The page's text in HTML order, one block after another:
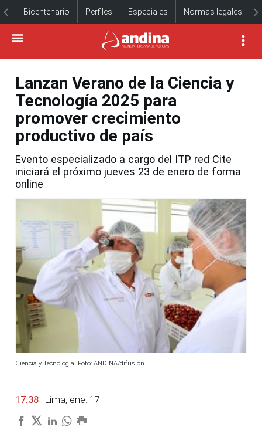
Bicentenario Perfiles Especiales Normas legales
Lanzan Verano de la Ciencia y
Tecnología 2025 para
promover crecimiento
productivo de país
Evento especializado a cargo del ITP red Cite
iniciará el próximo jueves 23 de enero de forma
online
Ciencia y Tecnología. Foto: ANDINA/difusión.
17:38 | Lima, ene. 17.